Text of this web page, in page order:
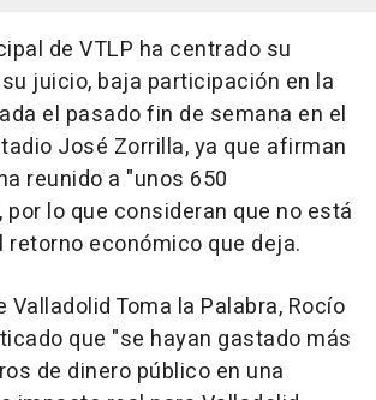
de VTLP ha centrado su
juicio, baja participación en la
el pasado fin de semana en el
José Zorrilla, ya que afirman
reunido a "unos 650
lo que consideran que no está
retorno económico que deja.
Valladolid Toma la Palabra, Rocío
que "se hayan gastado más
de dinero público en una